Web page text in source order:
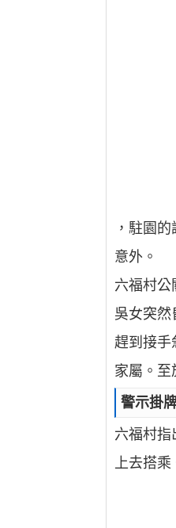
，駐園
意外。
六福村公
吳女突然
趕到接手
家屬。至
警示掛
六福村指
上去搭乘